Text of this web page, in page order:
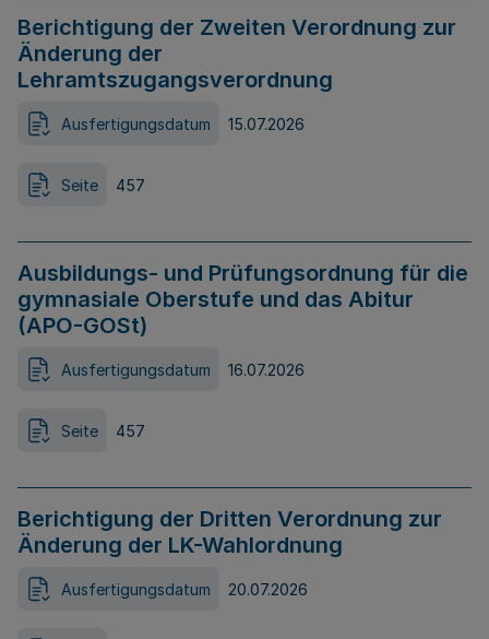
Berichtigung der Zweiten Verordnung zur
Änderung der
Lehramtszugangsverordnung
Ausfertigungsdatum 15.07.2026
Seite 457
Ausbildungs- und Prüfungsordnung für die
gymnasiale Oberstufe und das Abitur
(APO-GOSt)
Ausfertigungsdatum 16.07.2026
Seite 457
Berichtigung der Dritten Verordnung zur
Änderung der LK-Wahlordnung
Ausfertigungsdatum 20.07.2026